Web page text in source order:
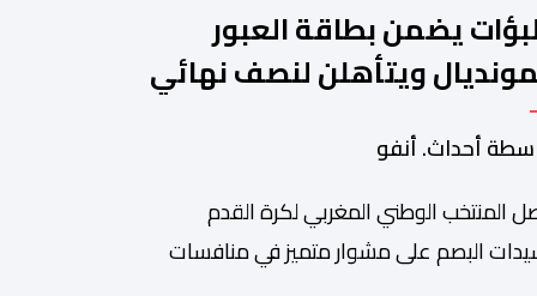
يضمن بطاقة العبور
ويتأهلن لنصف نهائي
أحداث. أنفو
المنتخب الوطني المغربي لكرة القدم
البصم على مشوار متميز في منافسات